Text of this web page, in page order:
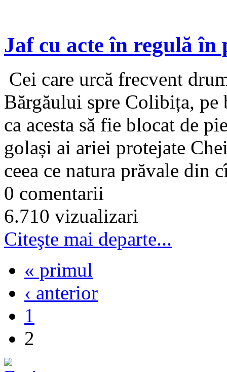
Jaf cu acte în regulă
Cei care urcă frecvent
Bărgăului spre Colibița, pe
ca acesta să fie blocat de
golași ai ariei protejate
ceea ce natura prăvale din
0 comentarii
6.710 vizualizari
Citeşte mai departe...
« primul
‹ anterior
1
2